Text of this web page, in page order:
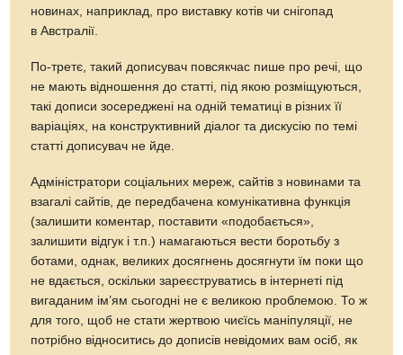
новинах, наприклад, про виставку котів чи снігопад
в Австралії.
По-третє, такий дописувач повсякчас пише про речі, що
не мають відношення до статті, під якою розміщуються,
такі дописи зосереджені на одній тематиці в різних її
варіаціях, на конструктивний діалог та дискусію по темі
статті дописувач не йде.
Адміністратори соціальних мереж, сайтів з новинами та
взагалі сайтів, де передбачена комунікативна функція
(залишити коментар, поставити «подобається»,
залишити відгук і т.п.) намагаються вести боротьбу з
ботами, однак, великих досягнень досягнути їм поки що
не вдається, оскільки зареєструватись в інтернеті під
вигаданим ім’ям сьогодні не є великою проблемою. То ж
для того, щоб не стати жертвою чиєїсь маніпуляції, не
потрібно відноситись до дописів невідомих вам осіб, як